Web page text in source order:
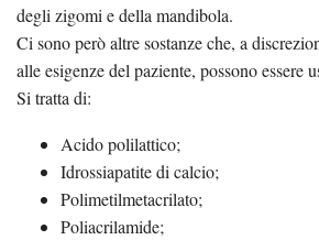
degli zigomi e della mandibola.
Ci sono però altre sostanze che, a
alle esigenze del paziente, possono essere
Si tratta di:
Acido polilattico;
Idrossiapatite di calcio;
Polimetilmetacrilato;
Poliacrilamide;